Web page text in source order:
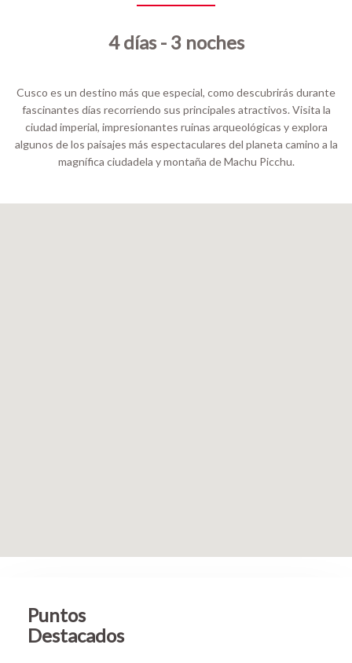
4 días - 3 noches
Cusco es un destino más que especial, como descubrirás durante
fascinantes días recorriendo sus principales atractivos. Visita la
ciudad imperial, impresionantes ruinas arqueológicas y explora
algunos de los paisajes más espectaculares del planeta camino a la
magnífica ciudadela y montaña de Machu Picchu.
Puntos
Destacados